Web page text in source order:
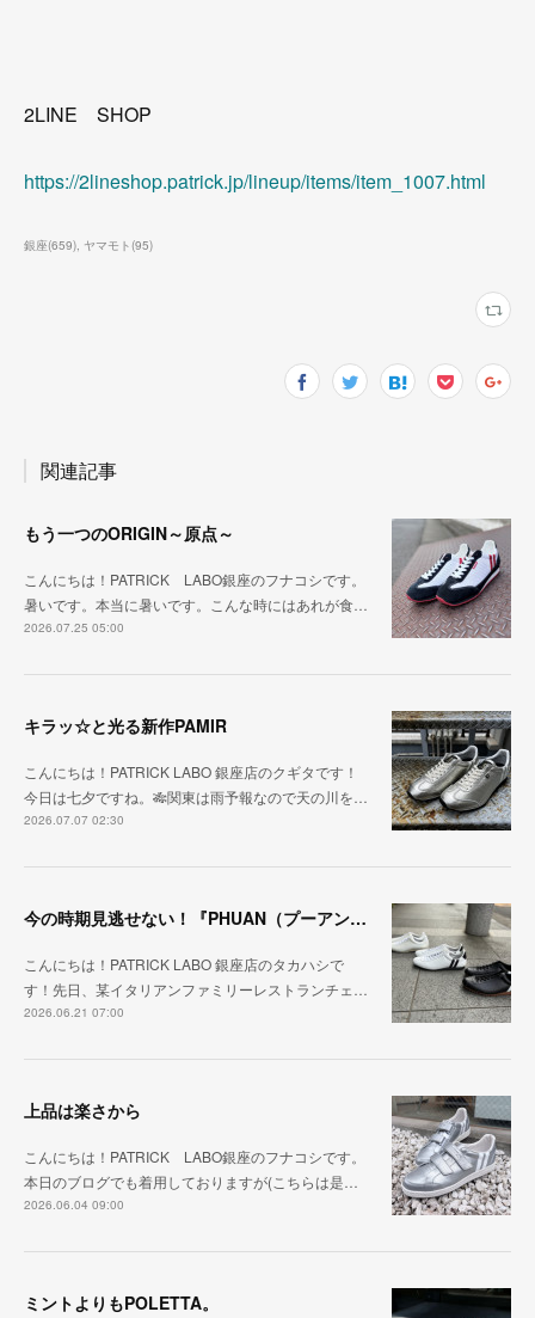
2LINE SHOP
https://2lineshop.patrick.jp/lineup/items/item_1007.html
銀座(659) ヤマモト(95)
関連記事
もう一つのORIGIN～原点～
こんにちは！PATRICK LABO銀座のフナコシです。
暑いです。本当に暑いです。こんな時にはあれが食…
2026.07.25 05:00
キラッ☆と光る新作PAMIR
こんにちは！PATRICK LABO 銀座店のクギタです！
今日は七夕ですね。🎋関東は雨予報なので天の川を…
2026.07.07 02:30
今の時期見逃せない！『PHUAN（プーアン）』
こんにちは！PATRICK LABO 銀座店のタカハシで
す！先日、某イタリアンファミリーレストランチェ…
2026.06.21 07:00
上品は楽さから
こんにちは！PATRICK LABO銀座のフナコシです。
本日のブログでも着用しておりますが(こちらは是…
2026.06.04 09:00
ミントよりもPOLETTA。